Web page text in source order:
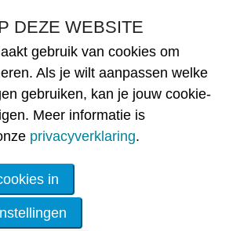
MENU
dat… OVED-
recent het
DEZE WEBSITE
gebruik van cookies om
Als je wilt aanpassen welke
gebruiken, kan je jouw cookie-
Meer informatie is
privacyverklaring.
in